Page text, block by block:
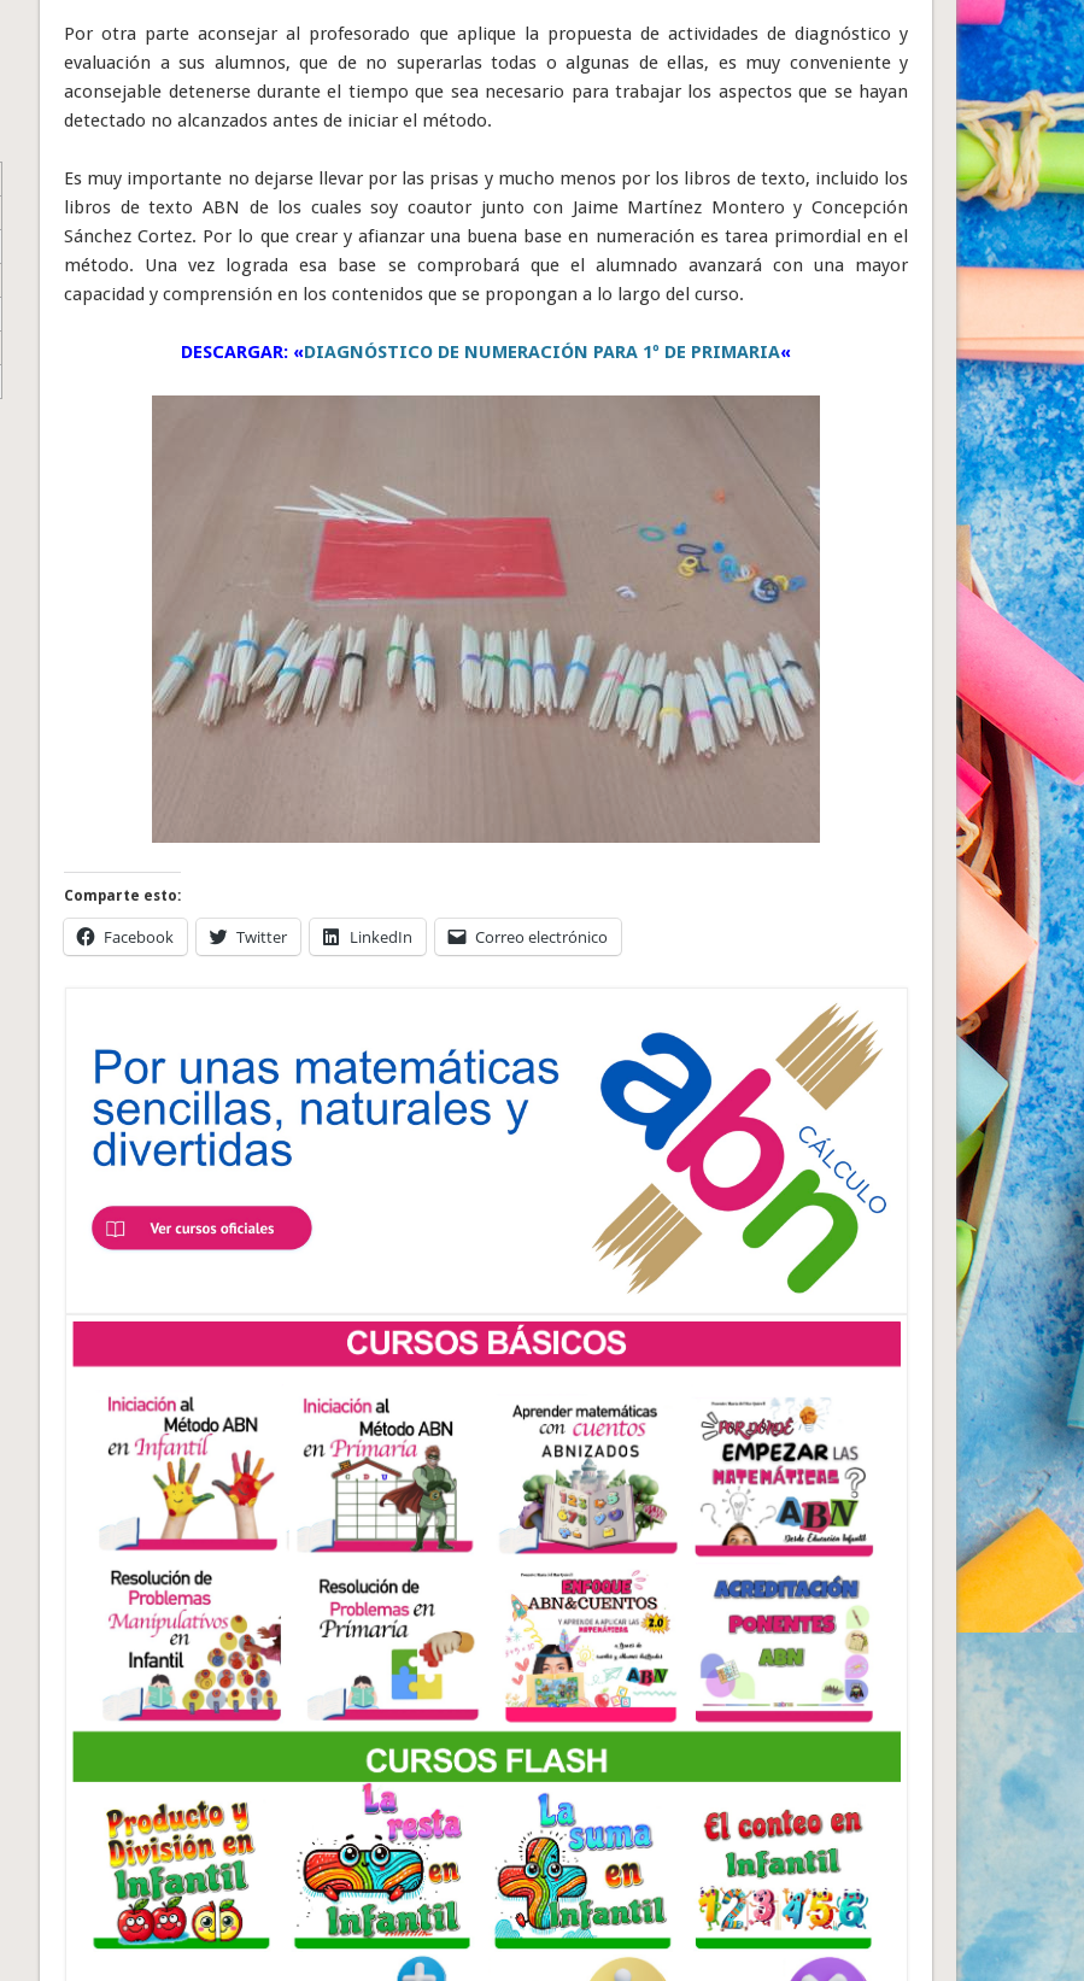
Por otra parte aconsejar al profesorado que aplique la propuesta de actividades de diagnóstico y
evaluación a sus alumnos, que de no superarlas todas o algunas de ellas, es muy conveniente y
aconsejable detenerse durante el tiempo que sea necesario para trabajar los aspectos que se hayan
detectado no alcanzados antes de iniciar el método.
Es muy importante no dejarse llevar por las prisas y mucho menos por los libros de texto, incluido los
libros de texto ABN de los cuales soy coautor junto con Jaime Martínez Montero y Concepción
Sánchez Cortez. Por lo que crear y afianzar una buena base en numeración es tarea primordial en el
método. Una vez lograda esa base se comprobará que el alumnado avanzará con una mayor
capacidad y comprensión en los contenidos que se propongan a lo largo del curso.
DESCARGAR: «DIAGNÓSTICO DE NUMERACIÓN PARA 1º DE PRIMARIA«
Comparte esto:
Facebook Twitter LinkedIn Correo electrónico